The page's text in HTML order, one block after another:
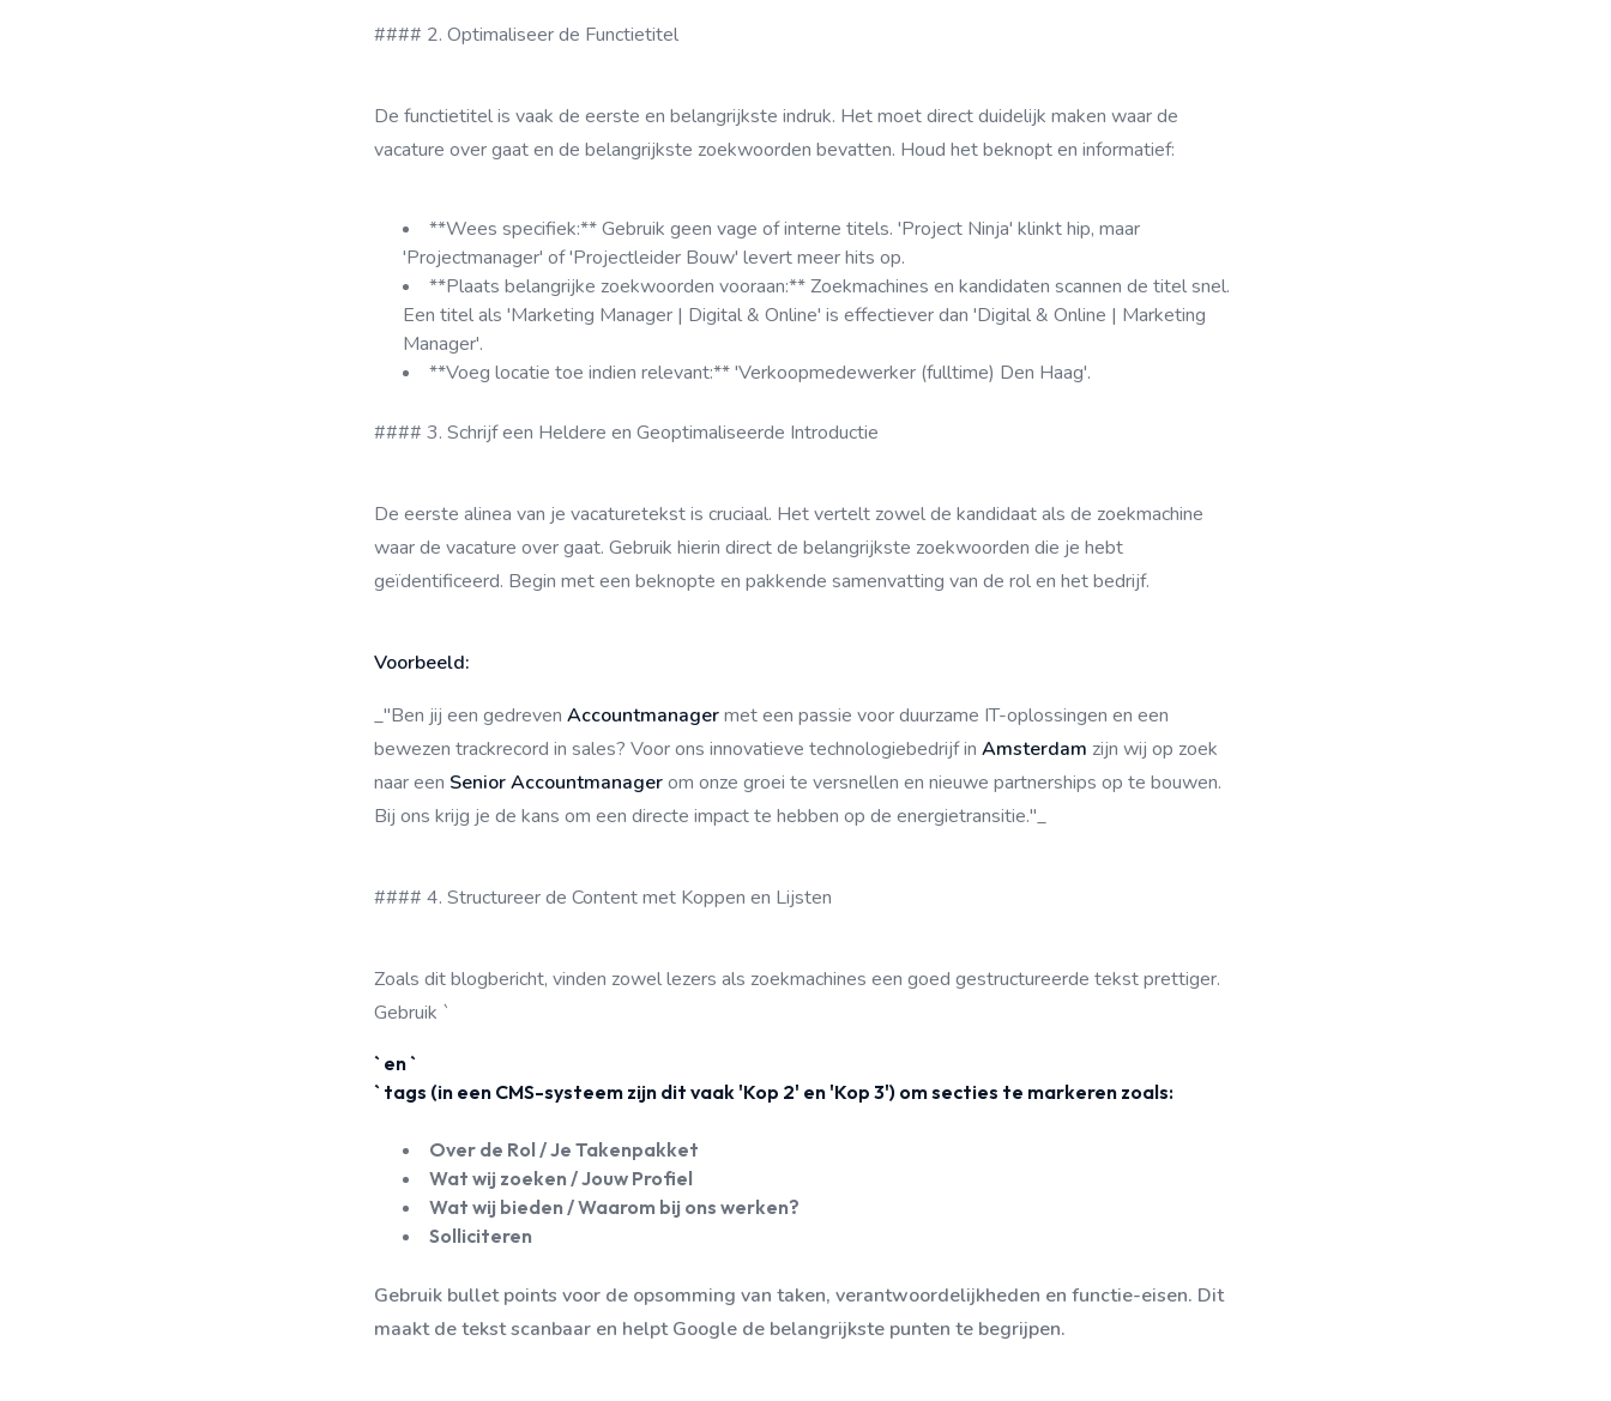
#### 2. Optimaliseer de Functietitel
De functietitel is vaak de eerste en belangrijkste indruk. Het moet direct duidelijk maken waar de
vacature over gaat en de belangrijkste zoekwoorden bevatten. Houd het beknopt en informatief:
**Wees specifiek:** Gebruik geen vage of interne titels. 'Project Ninja' klinkt hip, maar
'Projectmanager' of 'Projectleider Bouw' levert meer hits op.
**Plaats belangrijke zoekwoorden vooraan:** Zoekmachines en kandidaten scannen de titel snel.
Een titel als 'Marketing Manager | Digital & Online' is effectiever dan 'Digital & Online | Marketing
Manager'.
**Voeg locatie toe indien relevant:** 'Verkoopmedewerker (fulltime) Den Haag'.
#### 3. Schrijf een Heldere en Geoptimaliseerde Introductie
De eerste alinea van je vacaturetekst is cruciaal. Het vertelt zowel de kandidaat als de zoekmachine
waar de vacature over gaat. Gebruik hierin direct de belangrijkste zoekwoorden die je hebt
geïdentificeerd. Begin met een beknopte en pakkende samenvatting van de rol en het bedrijf.
Voorbeeld:
_"Ben jij een gedreven Accountmanagermet een passie voor duurzame IT-oplossingen en een
bewezen trackrecord in sales? Voor ons innovatieve technologiebedrijf in Amsterdam zijn wij op zoek
naar een Senior Accountmanagerom onze groei te versnellen en nieuwe partnerships op te bouwen.
Bij ons krijg je de kans om een directe impact te hebben op de energietransitie."_
#### 4. Structureer de Content met Koppen en Lijsten
Zoals dit blogbericht, vinden zowel lezers als zoekmachines een goed gestructureerde tekst prettiger.
Gebruik `
` en `
` tags (in een CMS-systeem zijn dit vaak 'Kop 2' en 'Kop 3') om secties te markeren zoals:
Over de Rol / Je Takenpakket
Wat wij zoeken / Jouw Profiel
Wat wij bieden / Waarom bij ons werken?
Solliciteren
Gebruik bullet points voor de opsomming van taken, verantwoordelijkheden en functie-eisen. Dit
maakt de tekst scanbaar en helpt Google de belangrijkste punten te begrijpen.